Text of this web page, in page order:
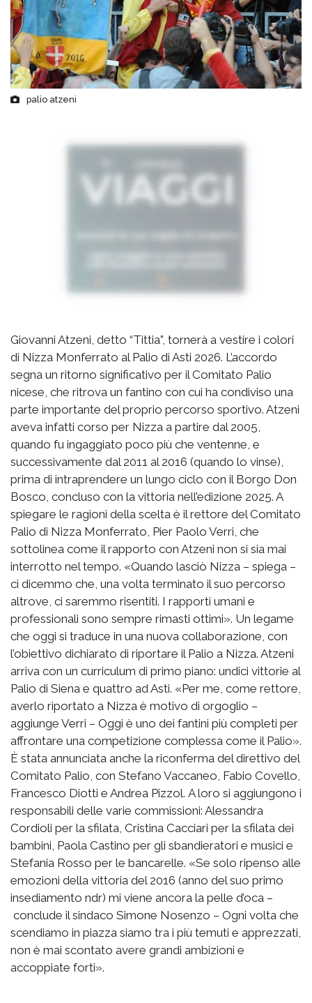
palio atzeni
Giovanni Atzeni, detto “Tittia”, tornerà a vestire i colori
di Nizza Monferrato al Palio di Asti 2026. L’accordo
segna un ritorno significativo per il Comitato Palio
nicese, che ritrova un fantino con cui ha condiviso una
parte importante del proprio percorso sportivo. Atzeni
aveva infatti corso per Nizza a partire dal 2005,
quando fu ingaggiato poco più che ventenne, e
successivamente dal 2011 al 2016 (quando lo vinse),
prima di intraprendere un lungo ciclo con il Borgo Don
Bosco, concluso con la vittoria nell’edizione 2025. A
spiegare le ragioni della scelta è il rettore del Comitato
Palio di Nizza Monferrato, Pier Paolo Verri, che
sottolinea come il rapporto con Atzeni non si sia mai
interrotto nel tempo. «Quando lasciò Nizza – spiega –
ci dicemmo che, una volta terminato il suo percorso
altrove, ci saremmo risentiti. I rapporti umani e
professionali sono sempre rimasti ottimi». Un legame
che oggi si traduce in una nuova collaborazione, con
l’obiettivo dichiarato di riportare il Palio a Nizza. Atzeni
arriva con un curriculum di primo piano: undici vittorie al
Palio di Siena e quattro ad Asti. «Per me, come rettore,
averlo riportato a Nizza è motivo di orgoglio –
aggiunge Verri – Oggi è uno dei fantini più completi per
affrontare una competizione complessa come il Palio».
È stata annunciata anche la riconferma del direttivo del
Comitato Palio, con Stefano Vaccaneo, Fabio Covello,
Francesco Diotti e Andrea Pizzol. A loro si aggiungono i
responsabili delle varie commissioni: Alessandra
Cordioli per la sfilata, Cristina Cacciari per la sfilata dei
bambini, Paola Castino per gli sbandieratori e musici e
Stefania Rosso per le bancarelle. «Se solo ripenso alle
emozioni della vittoria del 2016 (anno del suo primo
insediamento ndr) mi viene ancora la pelle d’oca –
conclude il sindaco Simone Nosenzo – Ogni volta che
scendiamo in piazza siamo tra i più temuti e apprezzati,
non è mai scontato avere grandi ambizioni e
accoppiate forti».